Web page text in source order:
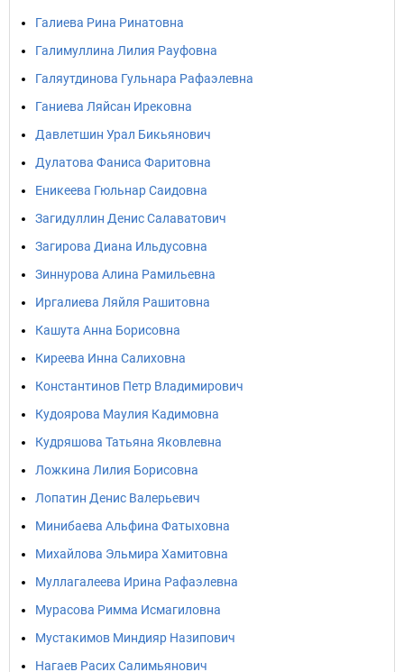
Галиева Рина Ринатовна
Галимуллина Лилия Рауфовна
Галяутдинова Гульнара Рафаэлевна
Ганиева Ляйсан Ирековна
Давлетшин Урал Бикьянович
Дулатова Фаниса Фаритовна
Еникеева Гюльнар Саидовна
Загидуллин Денис Салаватович
Загирова Диана Ильдусовна
Зиннурова Алина Рамильевна
Иргалиева Ляйля Рашитовна
Кашута Анна Борисовна
Киреева Инна Салиховна
Константинов Петр Владимирович
Кудоярова Маулия Кадимовна
Кудряшова Татьяна Яковлевна
Ложкина Лилия Борисовна
Лопатин Денис Валерьевич
Минибаева Альфина Фатыховна
Михайлова Эльмира Хамитовна
Муллагалеева Ирина Рафаэлевна
Мурасова Римма Исмагиловна
Мустакимов Миндияр Назипович
Нагаев Расих Салимьянович